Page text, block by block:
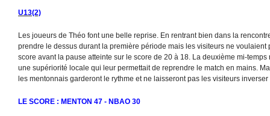
U13(2)
Les joueurs de Théo font une belle reprise. En rentrant bien dans la
prendre le dessus durant la première période mais les visiteurs ne voulaient
score avant la pause atteinte sur le score de 20 à 18. La deuxième mi-
une supériorité locale qui leur permettait de reprendre le match en mains.
les mentonnais garderont le rythme et ne laisseront pas les visiteurs
LE SCORE : MENTON 47 - NBAO 30